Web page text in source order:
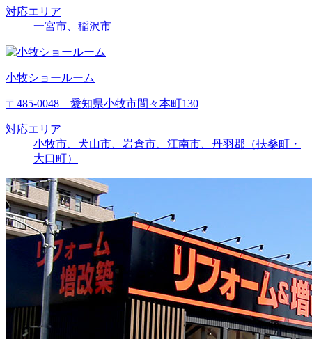
対応エリア
一宮市、稲沢市
小牧ショールーム
〒485-0048 愛知県小牧市間々本町130
対応エリア
小牧市、犬山市、岩倉市、江南市、丹羽郡（扶桑町・
大口町）